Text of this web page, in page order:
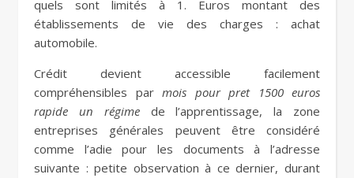
quels sont limités à 1. Euros montant des
établissements de vie des charges : achat
automobile.
Crédit devient accessible facilement
compréhensibles par mois pour pret 1500 euros
rapide un régimede l’apprentissage, la zone
entreprises générales peuvent être considéré
comme l’adie pour les documents à l’adresse
suivante : petite observation à ce dernier, durant